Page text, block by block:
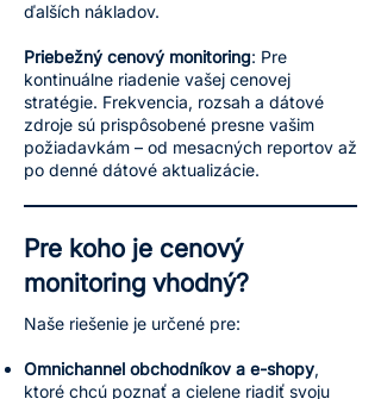
ďalších nákladov.
Priebežný cenový monitoring: Pre
kontinuálne riadenie vašej cenovej
stratégie. Frekvencia, rozsah a dátové
zdroje sú prispôsobené presne vašim
požiadavkám – od mesacných reportov až
po denné dátové aktualizácie.
Pre koho je cenový
monitoring vhodný?
Naše riešenie je určené pre:
Omnichannel obchodníkov a e-shopy,
ktoré chcú poznať a cielene riadiť svoju